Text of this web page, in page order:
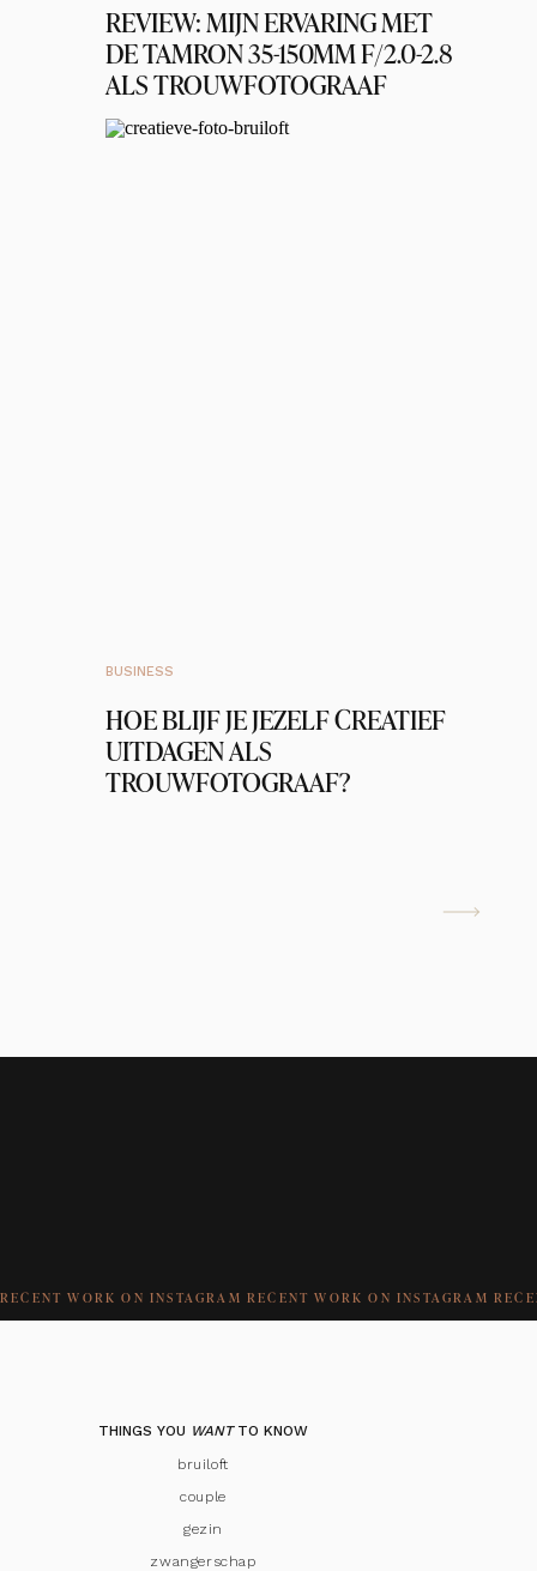
REVIEW: MIJN ERVARING MET
DE TAMRON 35-150MM F/2.0-2.8
ALS TROUWFOTOGRAAF
HOE BLIJF JE JEZELF CREATIEF
UITDAGEN ALS
TROUWFOTOGRAAF?
BUSINESS
RECENT WORK ON INSTAGRAM RECENT WORK ON INSTAGRAM
THINGS YOU WANTTO KNOW
bruiloft
couple
gezin
zwangerschap